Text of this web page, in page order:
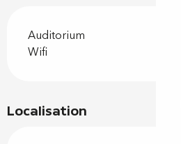
Auditorium
Wifi
Localisation